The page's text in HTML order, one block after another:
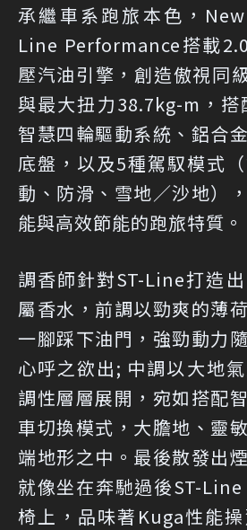
承繼車系跑旅本色，
Line Performance搭載
壓汽油引擎，創造傲視同
與最大扭力38.7kg-m，搭
智慧四輪驅動系統、鋁合
底盤，以及5種駕馭模式
動、防滑、雪地／沙地）
能與高效節能的跑旅特質。
調香師針對ST-Line打造
屬香水，前調以勁爽的薄
一腳踩下油門，強勁動力
心呼之欲出; 中調以大地
調性層層展開，宛如搭配
車切換模式，大膽地、靈
端地形之中。最後散發出
就像坐在奔馳過後ST-
椅上，品味著Kuga性能